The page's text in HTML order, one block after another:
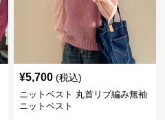
¥5,700 (税込)
ニットベスト 丸首リブ編み無袖
ニットベスト